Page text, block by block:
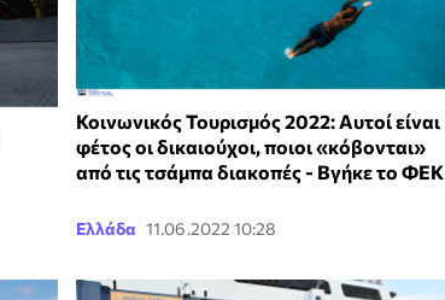
Κοινωνικός Τουρισμός 2022: Αυτοί είναι
φέτος οι δικαιούχοι, ποιοι «κόβονται»
από τις τσάμπα διακοπές - Βγήκε το ΦΕΚ
Ελλάδα 11.06.2022 10:28